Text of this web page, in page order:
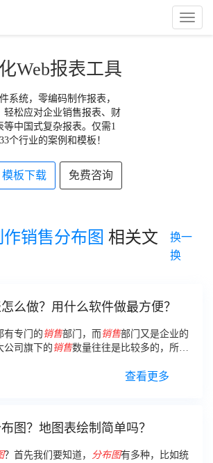
Toggle
Web报表工具
系统，零编码制作报表，
轻松应对企业销售报表、财
等中国式复杂报表。仅需1
个行业的案例和模板！
模板下载 免费咨询
销售分布图 相关文
换一
换
么做？用什么软件做最方便？
有专门的 销售部门，而 销售部门又是企业的
公司旗下的 销售数量往往是比较多的，所以
的
查看更多
图？地图表绘制简单吗？
？首先我们要知道， 分布图有多种，比如统